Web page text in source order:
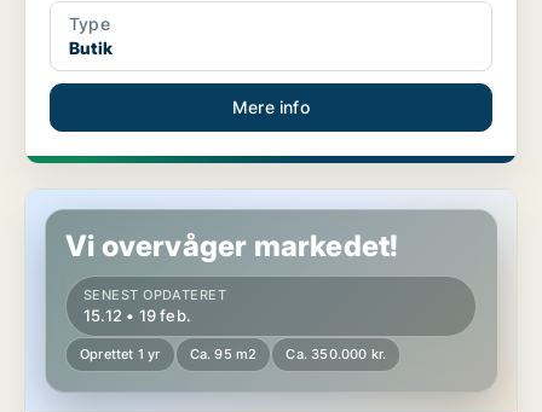
Type
Butik
Mere info
Restaurant i Vejle
Vi overvåger markedet!
SENEST OPDATERET
15.12 • 19 feb.
Oprettet 1 yr Ca. 95 m2 Ca. 350.000 kr.